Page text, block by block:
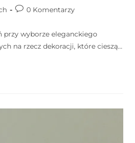
0 Komentarzy
przy wyborze eleganckiego
na rzecz dekoracji, które cieszą…